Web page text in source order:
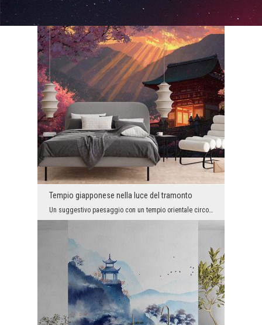
Tempio giapponese nella luce del tramonto
Un suggestivo paesaggio con un tempio orientale circondato da alberi in fiore affascina per i suo...